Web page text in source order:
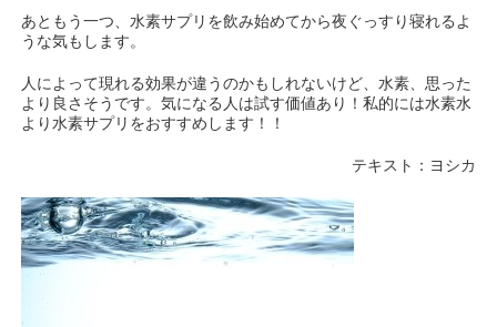
あともう一つ、水素サプリを飲み始めてから夜ぐっすり寝れるよ
うな気もします。
人によって現れる効果が違うのかもしれないけど、水素、思った
より良さそうです。気になる人は試す価値あり！私的には水素水
より水素サプリをおすすめします！！
テキスト：ヨシカ